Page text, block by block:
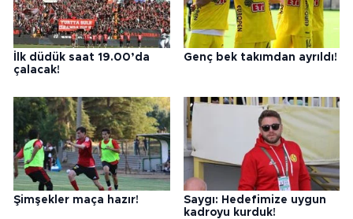
İlk düdük saat 19.00’da
çalacak!
Genç bek takımdan ayrıldı!
Şimşekler maça hazır!
Saygı: Hedefimize uygun
kadroyu kurduk!